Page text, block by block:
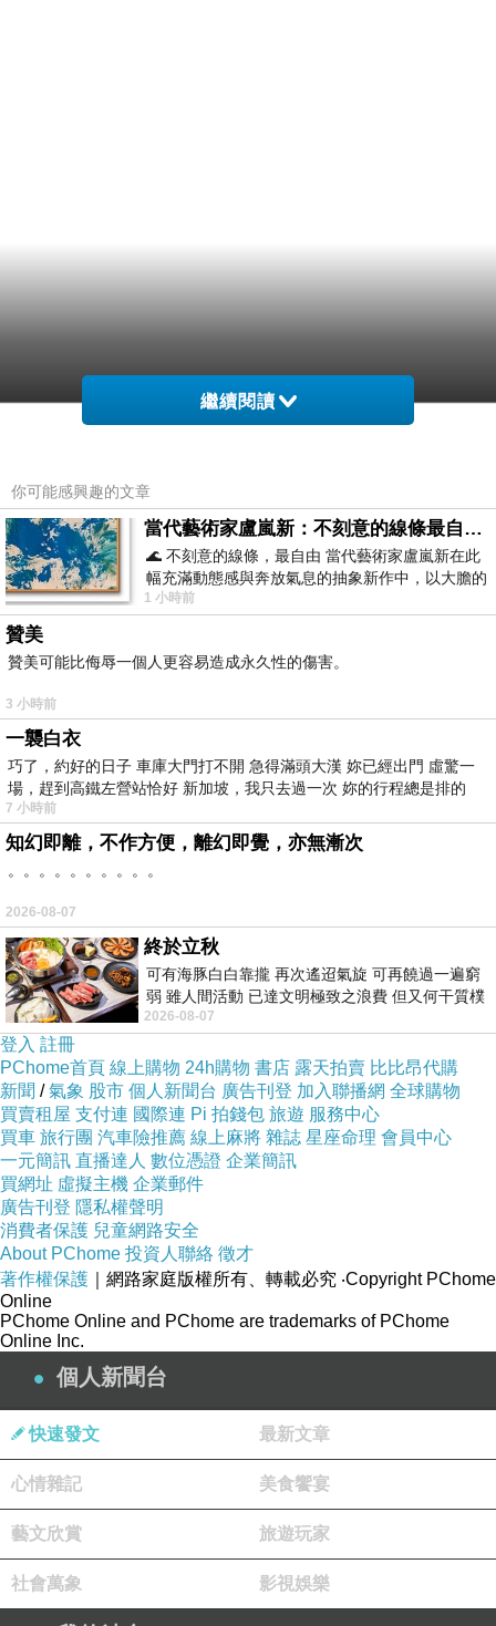
繼續閱讀
你可能感興趣的文章
當代藝術家盧嵐新：不刻意的線條最自由，讓色彩流動、筆觸自己說話
🌊 不刻意的線條，最自由 當代藝術家盧嵐新在此
幅充滿動態感與奔放氣息的抽象新作中，以大膽的
藍色顏料在白色畫布上揮灑、壓印與流淌
1 小時前
贊美
贊美可能比侮辱一個人更容易造成永久性的傷害。
3 小時前
一襲白衣
巧了，約好的日子 車庫大門打不開 急得滿頭大漢 妳已經出門 虛驚一
場，趕到高鐵左營站恰好 新加坡，我只去過一次 妳的行程總是排的
7 小時前
知幻即離，不作方便，離幻即覺，亦無漸次
。。。。。。。。。。
2026-08-07
終於立秋
可有海豚白白靠攏 再次遙迢氣旋 可再饒過一遍窮
弱 雖人間活動 已達文明極致之浪費 但又何干質樸
者 只能白白陪葬
2026-08-07
登入 註冊
PChome首頁 線上購物 24h購物 書店 露天拍賣 比比昂代購
新聞 /氣象 股市 個人新聞台 廣告刊登 加入聯播網 全球購物
買賣租屋 支付連 國際連 Pi 拍錢包 旅遊 服務中心
買車 旅行團 汽車險推薦 線上麻將 雜誌 星座命理 會員中心
一元簡訊 直播達人 數位憑證 企業簡訊
買網址 虛擬主機 企業郵件
廣告刊登 隱私權聲明
消費者保護 兒童網路安全
About PChome 投資人聯絡 徵才
著作權保護 ｜網路家庭版權所有、轉載必究 ‧Copyright PChome
Online
PChome Online and PChome are trademarks of PChome
Online Inc.
個人新聞台
快速發文 最新文章
心情雜記 美食饗宴
藝文欣賞 旅遊玩家
社會萬象 影視娛樂